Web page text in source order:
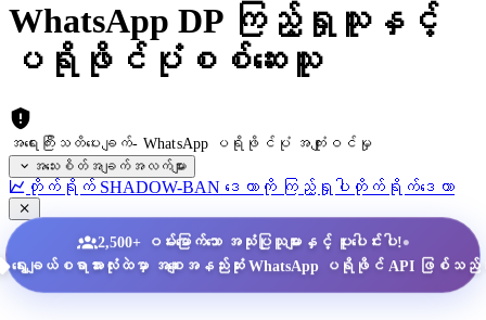
WhatsApp DP ကြည့်ရှုသူနှင့်
ပရိုဖိုင်ပုံစစ်ဆေးသူ
အရေးကြီးသတိပေးချက်- WhatsApp ပရိုဖိုင်ပုံ အကျုံးဝင်မှု
အသေးစိတ်အချက်အလက်များ
တိုက်ရိုက် SHADOW-BAN ဒေတာကို ကြည့်ရှုပါ တိုက်ရိုက်ဒေတာ
2,500+ ဝမ်းမြောက်သော အသုံးပြုသူများနှင့် ပူးပေါင်းပါ!•
ရွေးချယ်စရာအားလုံးထဲမှာ အစျေးအနည်းဆုံး WhatsApp ပရိုဖိုင် API ဖြစ်သ